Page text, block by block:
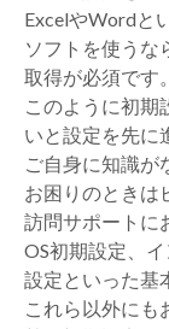
ExcelやWordと
ソフトを使う
取得が必須です。
このように初期
いと設定を先に
ご自身に知識が
お困りのときは
訪問サポートに
OS初期設定、
設定といった基
これら以外にも